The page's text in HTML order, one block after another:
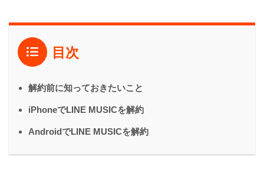
目次
解約前に知っておきたいこと
iPhoneでLINE MUSICを解約
AndroidでLINE MUSICを解約